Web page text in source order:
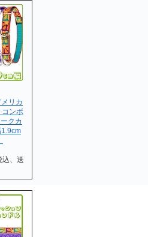
リカ
ンボ
クカ
込、送